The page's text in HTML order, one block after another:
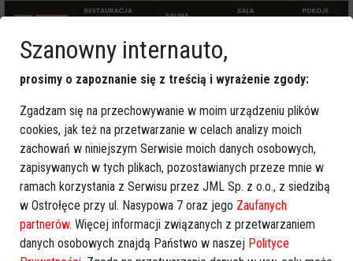
Więcej o :Zakład Karny Przytuły Stare,interwencja policji
policja
Szanowny internauto,
prosimy o zapoznanie się z treścią i wyrażenie zgody:
Zgadzam się na przechowywanie w moim urządzeniu plików
cookies, jak też na przetwarzanie w celach analizy moich
zachowań w niniejszym Serwisie moich danych osobowych,
zapisywanych w tych plikach, pozostawianych przeze mnie w
ramach korzystania z Serwisu przez JML Sp. z o.o., z siedzibą
w Ostrołęce przy ul. Nasypowa 7 oraz jego Zaufanych
partnerów. Więcej informacji związanych z przetwarzaniem
danych osobowych znajdą Państwo w naszej Polityce